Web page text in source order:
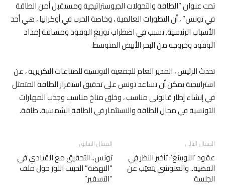
تحت عنوان “الطاقة والتحولات الجيوستراتيجية ومستقبل أمن الطاقة
في تونس” ، أن التطورات العالمية ، وخاصة الحرب في أوكرانيا ، هي أحد
الأسباب الرئيسية. تسبب في اضطراب توزيع الوقود ومسافة إمداد
الوقود وخروجه من البحر الأبيض المتوسط.
تحدث الرئيس ، المدير العام للجمعية التونسية للصناعات التكريرية ، عن
استراتيجية يمكن أن تساعد تونس على تحقيق استقرار الطاقة المتمثل
في إنشاء إطار قانوني مناسب ، وخلق مناخ مناسب وجذب المهارات
التونسية في مجال الطاقة والاستثمار في الطاقة الشمسية. طاقة.
المقال السابق
تونس.. التحقيق مع القيادي في
“النهضة” الحبيب اللوز حول ملف
“التسفير”
المقال التالى
عقود ‘اللوبينغ’: تأخير النظر في
القضية.. والغنوشي يتغيّب عن
الجلسة